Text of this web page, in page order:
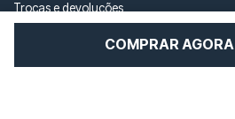
COMPRAR AGORA
Trocas e devoluções
Política de privacidade